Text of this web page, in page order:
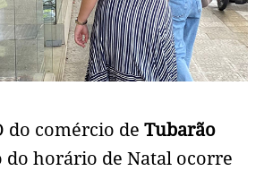
do comércio de Tubarão
do horário de Natal ocorre